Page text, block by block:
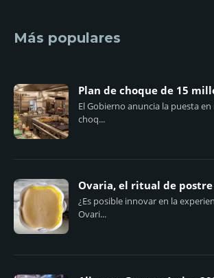
Más populares
Plan de choque de 15
El Gobierno anuncia la puesta
choq...
Ovaria, el ritual de postre
¿Es posible innovar en la
Ovari...